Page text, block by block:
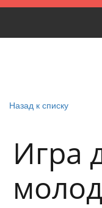
Назад к списку
Игра